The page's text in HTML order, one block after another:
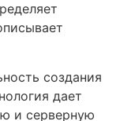
создания
дает
и серверную